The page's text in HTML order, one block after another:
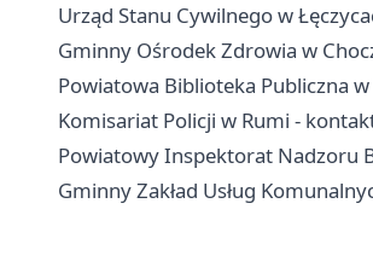
Urząd Stanu Cywilnego w
Gminny Ośrodek Zdrowia w
Powiatowa Biblioteka Publiczna
Komisariat Policji w Rumi -
Powiatowy Inspektorat Nadzoru
Gminny Zakład Usług